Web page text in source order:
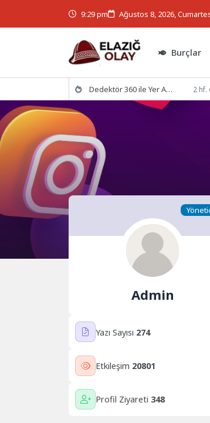
9:29 pm Ağustos 8, 2026,
Burçlar
Dedektör 360 ile Yer Altının Gizemlerini Keşfedin 2 hf.
Admin
Yazı Sayısı 274
Etkileşim 20801
Profil Ziyareti 348